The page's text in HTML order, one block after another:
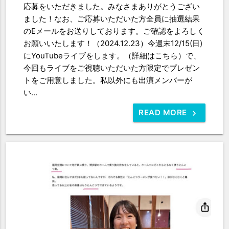
応募をいただきました。みなさまありがとうござい
ました！なお、ご応募いただいた方全員に抽選結果
のEメールをお送りしております。ご確認をよろしく
お願いいたします！（2024.12.23）今週末12/15(日)
にYouTubeライブをします。（詳細はこちら）で、
今回もライブをご視聴いただいた方限定でプレゼン
トをご用意しました。私以外にも出演メンバーが
い...
READ MORE